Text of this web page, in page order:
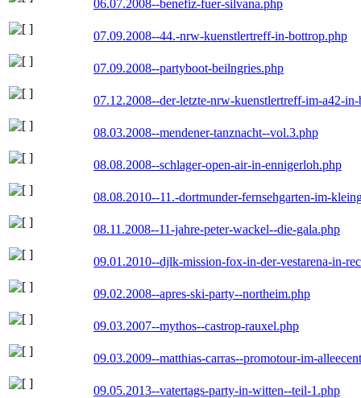
06.07.2008--benefiz-fuer-silvana.php
07.09.2008--44.-nrw-kuenstlertreff-in-bottrop.php
07.09.2008--partyboot-beilngries.php
07.12.2008--der-letzte-nrw-kuenstlertreff-im-a42-
08.03.2008--mendener-tanznacht--vol.3.php
08.08.2008--schlager-open-air-in-ennigerloh.php
08.08.2010--11.-dortmunder-fernsehgarten-im-
08.11.2008--11-jahre-peter-wackel--die-gala.php
09.01.2010--djlk-mission-fox-in-der-vestarena-in-
09.02.2008--apres-ski-party--northeim.php
09.03.2007--mythos--castrop-rauxel.php
09.03.2009--matthias-carras--promotour-im-
09.05.2013--vatertags-party-in-witten--teil-1.php